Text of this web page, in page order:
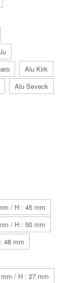
Alu Kirk
Alu Seveck
/ H : 45 mm
/ H : 50 mm
48 mm
/ H : 27 mm